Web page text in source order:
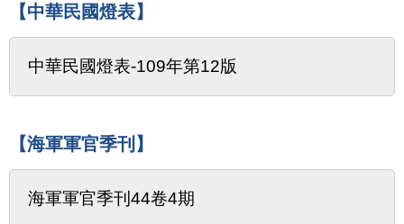
【中華民國燈表】
中華民國燈表-109年第12版
【海軍軍官季刊】
海軍軍官季刊44卷4期